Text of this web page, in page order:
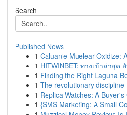
Search
Published News
1 Caluanie Muelear Oxidize:
1 HITWINBET: ทางเข้าล่าสุด
1 Finding the Right Laguna
1 The revolutionary discipline
1 Replica Watches: A
1 {SMS Marketing: A Small